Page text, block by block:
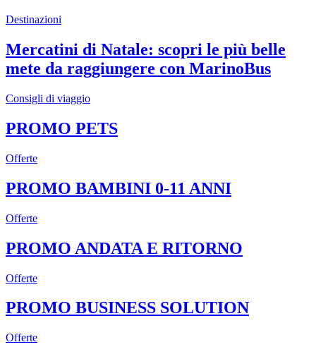
Destinazioni
Mercatini di Natale: scopri le più belle
mete da raggiungere con MarinoBus
Consigli di viaggio
PROMO PETS
Offerte
PROMO BAMBINI 0-11 ANNI
Offerte
PROMO ANDATA E RITORNO
Offerte
PROMO BUSINESS SOLUTION
Offerte